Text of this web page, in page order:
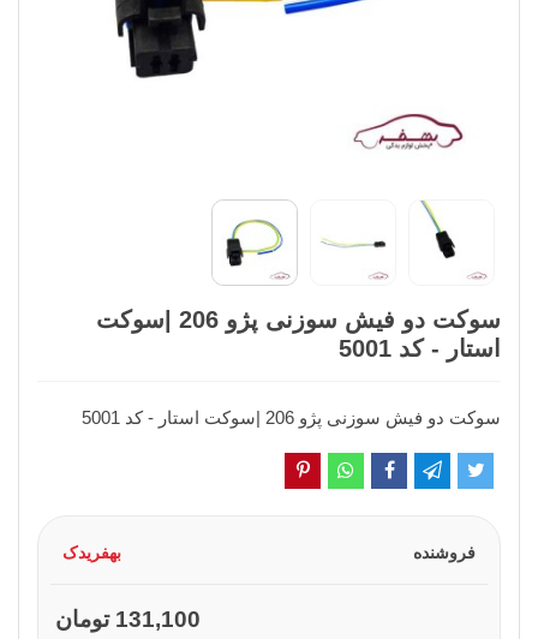
سوکت دو فیش سوزنی پژو 206 |سوکت
استار - کد 5001
سوکت دو فیش سوزنی پژو 206 |سوکت استار - کد 5001
فروشنده بهفریدک
131,100 تومان